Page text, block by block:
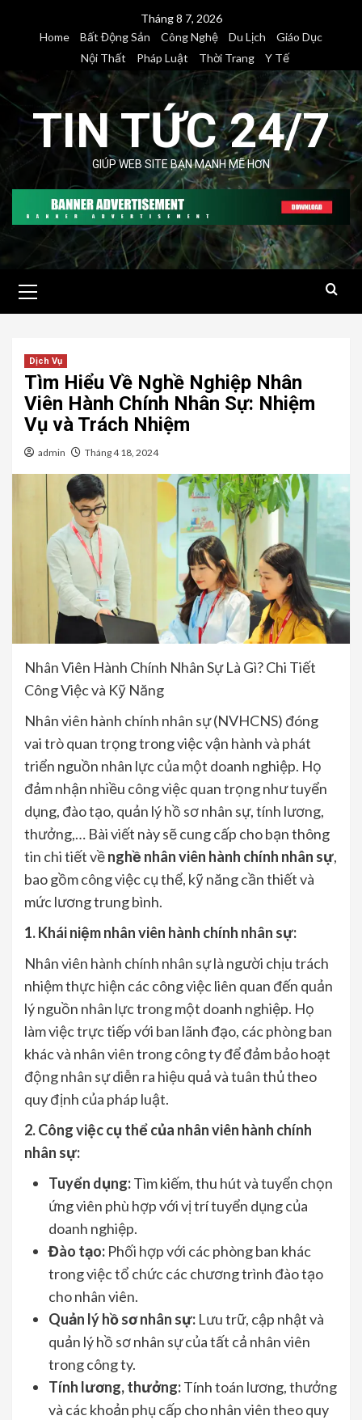
Tháng 8 7, 2026
Home
Bất Động Sản Công Nghệ Du Lịch
Giáo Dục
Nội Thất
Pháp Luật Thời Trang Y Tế
TIN TỨC 24/7
GIÚP WEB SITE BẠN MẠNH MẼ HƠN
Menu
Dịch Vụ
Tìm Hiểu Về Nghề Nghiệp Nhân
Viên Hành Chính Nhân Sự: Nhiệm
Vụ và Trách Nhiệm
admin Tháng 4 18, 2024
Nhân Viên Hành Chính Nhân Sự Là Gì? Chi Tiết
Công Việc và Kỹ Năng
Nhân viên hành chính nhân sự (NVHCNS) đóng
vai trò quan trọng trong việc vận hành và phát
triển nguồn nhân lực của một doanh nghiệp. Họ
đảm nhận nhiều công việc quan trọng như tuyển
dụng, đào tạo, quản lý hồ sơ nhân sự, tính lương,
thưởng,… Bài viết này sẽ cung cấp cho bạn thông
tin chi tiết vềnghề nhân viên hành chính nhân sự,
bao gồm công việc cụ thể, kỹ năng cần thiết và
mức lương trung bình.
1. Khái niệm nhân viên hành chính nhân sự:
Nhân viên hành chính nhân sự là người chịu trách
nhiệm thực hiện các công việc liên quan đến quản
lý nguồn nhân lực trong một doanh nghiệp. Họ
làm việc trực tiếp với ban lãnh đạo, các phòng ban
khác và nhân viên trong công ty để đảm bảo hoạt
động nhân sự diễn ra hiệu quả và tuân thủ theo
quy định của pháp luật.
2. Công việc cụ thể của nhân viên hành chính
nhân sự:
Tuyển dụng:Tìm kiếm, thu hút và tuyển chọn
ứng viên phù hợp với vị trí tuyển dụng của
doanh nghiệp.
Đào tạo: Phối hợp với các phòng ban khác
trong việc tổ chức các chương trình đào tạo
cho nhân viên.
Quản lý hồ sơ nhân sự: Lưu trữ, cập nhật và
quản lý hồ sơ nhân sự của tất cả nhân viên
trong công ty.
Tính lương, thưởng:Tính toán lương, thưởng
và các khoản phụ cấp cho nhân viên theo quy